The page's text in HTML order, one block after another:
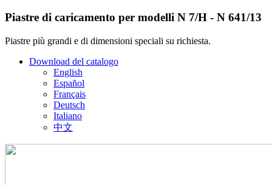
Piastre di caricamento per modelli N 7/H - N 641/13
Piastre più grandi e di dimensioni speciali su richiesta.
Download del catalogo
English
Español
Français
Deutsch
Italiano
中文